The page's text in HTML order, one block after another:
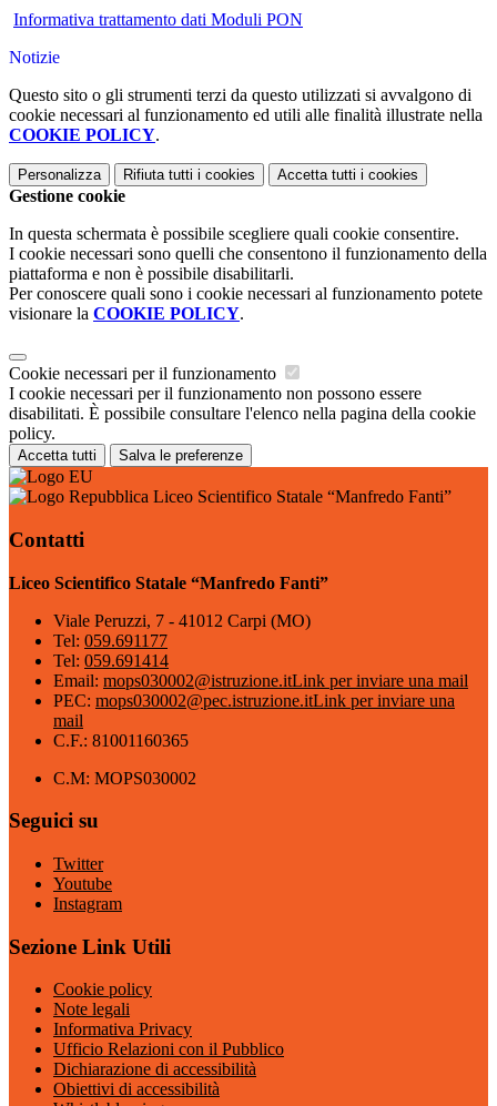
Informativa trattamento dati Moduli PON
Notizie
Questo sito o gli strumenti terzi da questo utilizzati si avvalgono di
cookie necessari al funzionamento ed utili alle finalità illustrate nella
COOKIE POLICY.
Personalizza Rifiuta tutti i cookies Accetta tutti i cookies
Gestione cookie
In questa schermata è possibile scegliere quali cookie consentire.
I cookie necessari sono quelli che consentono il funzionamento della
piattaforma e non è possibile disabilitarli.
Per conoscere quali sono i cookie necessari al funzionamento potete
visionare la COOKIE POLICY.
Cookie necessari per il funzionamento
I cookie necessari per il funzionamento non possono essere
disabilitati. È possibile consultare l'elenco nella pagina della cookie
policy.
Accetta tutti Salva le preferenze
Liceo Scientifico Statale “Manfredo Fanti”
Contatti
Liceo Scientifico Statale “Manfredo Fanti”
Viale Peruzzi, 7 - 41012 Carpi (MO)
Tel: 059.691177
Tel: 059.691414
Email: mops030002@istruzione.itLink per inviare una mail
PEC: mops030002@pec.istruzione.itLink per inviare una
mail
C.F.: 81001160365
C.M: MOPS030002
Seguici su
Twitter
Youtube
Instagram
Sezione Link Utili
Cookie policy
Note legali
Informativa Privacy
Ufficio Relazioni con il Pubblico
Dichiarazione di accessibilità
Obiettivi di accessibilità